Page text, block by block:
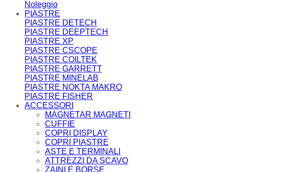
Noleggio
PIASTRE
PIASTRE DETECH
PIASTRE DEEPTECH
PIASTRE XP
PIASTRE CSCOPE
PIASTRE COILTEK
PIASTRE GARRETT
PIASTRE MINELAB
PIASTRE NOKTA MAKRO
PIASTRE FISHER
ACCESSORI
MAGNETAR MAGNETI
CUFFIE
COPRI DISPLAY
COPRI PIASTRE
ASTE E TERMINALI
ATTREZZI DA SCAVO
ZAINI E BORSE